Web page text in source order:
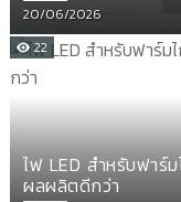
Posted
on
20/06/2026
22
ไฟ LED สำหรับฟาร์
ผลผลิตดีกว่า